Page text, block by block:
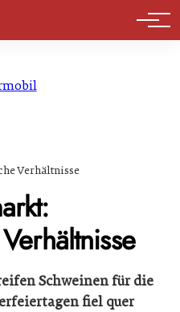
Verhältnisse
Schweinen für die
fiel quer